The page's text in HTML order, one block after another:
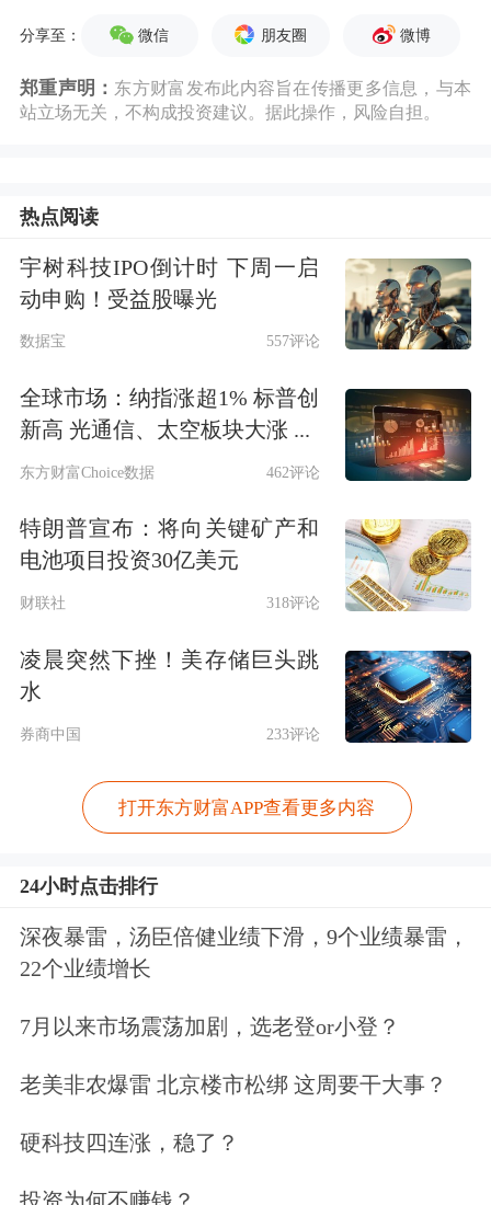
物，数额特别巨大，依法应当以贪污
罪、受贿罪追究其刑事责任。
去年7月15日，据中央纪委国家监委网
书记、董事长唐双宁涉嫌严重违纪违
法，目前正接受中央纪委国家监委纪律
审查和监察调查。彼时，唐双宁已经退
休5年多，其间他经常参加一些书法、
文艺方面的社会活动。
公开资料显示，唐双宁1954年10月出生
于辽宁省北镇市，满族，1982年毕业于
市分行、中国人民银行沈阳市分行工
作，1997年进入中国人民银行总行，先
长、银行监管一司司长等职。
2003年，中国银行业监督管理委员会组
委员，并兼任银行监管一部主任至2004
2007年6月，唐双宁离开银监会，转任
书记。2014年12月，中国光大（集团）
分享至： 微信 朋友圈 微博
郑重声明： 东方财富发布此内容旨在传播更多信息，与本
站立场无关，不构成投资建议。据此操作，风险自担。
热点阅读
宇树科技IPO倒计时 下周一启
动申购！受益股曝光
数据宝 557评论
全球市场：纳指涨超1% 标普创
新高 光通信、太空板块大涨 ...
东方财富Choice数据 462评论
特朗普宣布：将向关键矿产和
电池项目投资30亿美元
财联社 318评论
凌晨突然下挫！美存储巨头跳
水
券商中国 233评论
打开东方财富APP查看更多内容
24小时点击排行
深夜暴雷，汤臣倍健业绩下滑，9个业绩暴雷，
22个业绩增长
7月以来市场震荡加剧，选老登or小登？
老美非农爆雷 北京楼市松绑 这周要干大事？
硬科技四连涨，稳了？